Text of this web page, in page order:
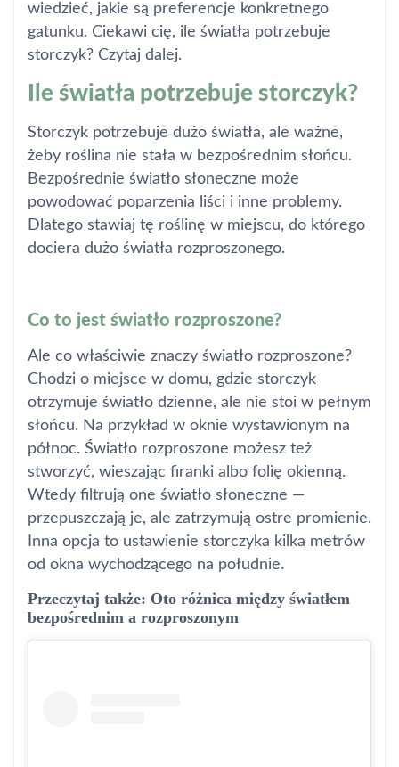
wiedzieć, jakie są preferencje konkretnego
gatunku. Ciekawi cię, ile światła potrzebuje
storczyk? Czytaj dalej.
Ile światła potrzebuje storczyk?
Storczyk potrzebuje dużo światła, ale ważne,
żeby roślina nie stała w bezpośrednim słońcu.
Bezpośrednie światło słoneczne może
powodować poparzenia liści i inne problemy.
Dlatego stawiaj tę roślinę w miejscu, do którego
dociera dużo światła rozproszonego.
Co to jest światło rozproszone?
Ale co właściwie znaczy światło rozproszone?
Chodzi o miejsce w domu, gdzie storczyk
otrzymuje światło dzienne, ale nie stoi w pełnym
słońcu. Na przykład w oknie wystawionym na
północ. Światło rozproszone możesz też
stworzyć, wieszając firanki albo folię okienną.
Wtedy filtrują one światło słoneczne —
przepuszczają je, ale zatrzymują ostre promienie.
Inna opcja to ustawienie storczyka kilka metrów
od okna wychodzącego na południe.
Przeczytaj także: Oto różnica między światłem
bezpośrednim a rozproszonym